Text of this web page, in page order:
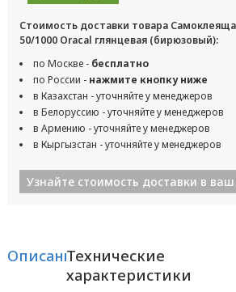
Стоимость доставки товара
50/1000 Oracal глянцевая (бирюзовый):
по Москве - бесплатно
по России - нажмите кнопку ниже
в Казахстан - уточняйте у менеджеров
в Белоруссию - уточняйте у менеджеров
в Армению - уточняйте у менеджеров
в Кыргызстан - уточняйте у менеджеров
Узнайте стоимость доставки в
ОписаниеТехнические
характеристики